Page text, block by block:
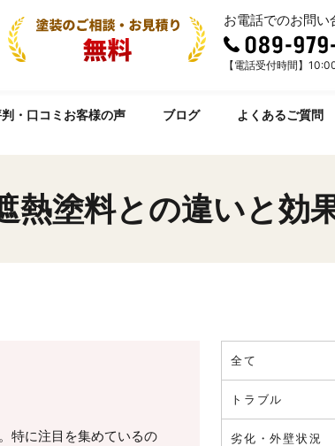
お電話でのお問い
【電話受付時間】
・口コミお客様の声 ブログ よくあるご質問
熱塗料との違いと効
特に注目を集めているの
全て
トラブル
劣化・外壁状況